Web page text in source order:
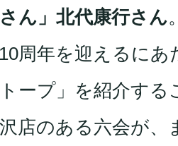
ん」北代康行さん
周年を迎えるに
ープ」を紹介する
店のある六会が